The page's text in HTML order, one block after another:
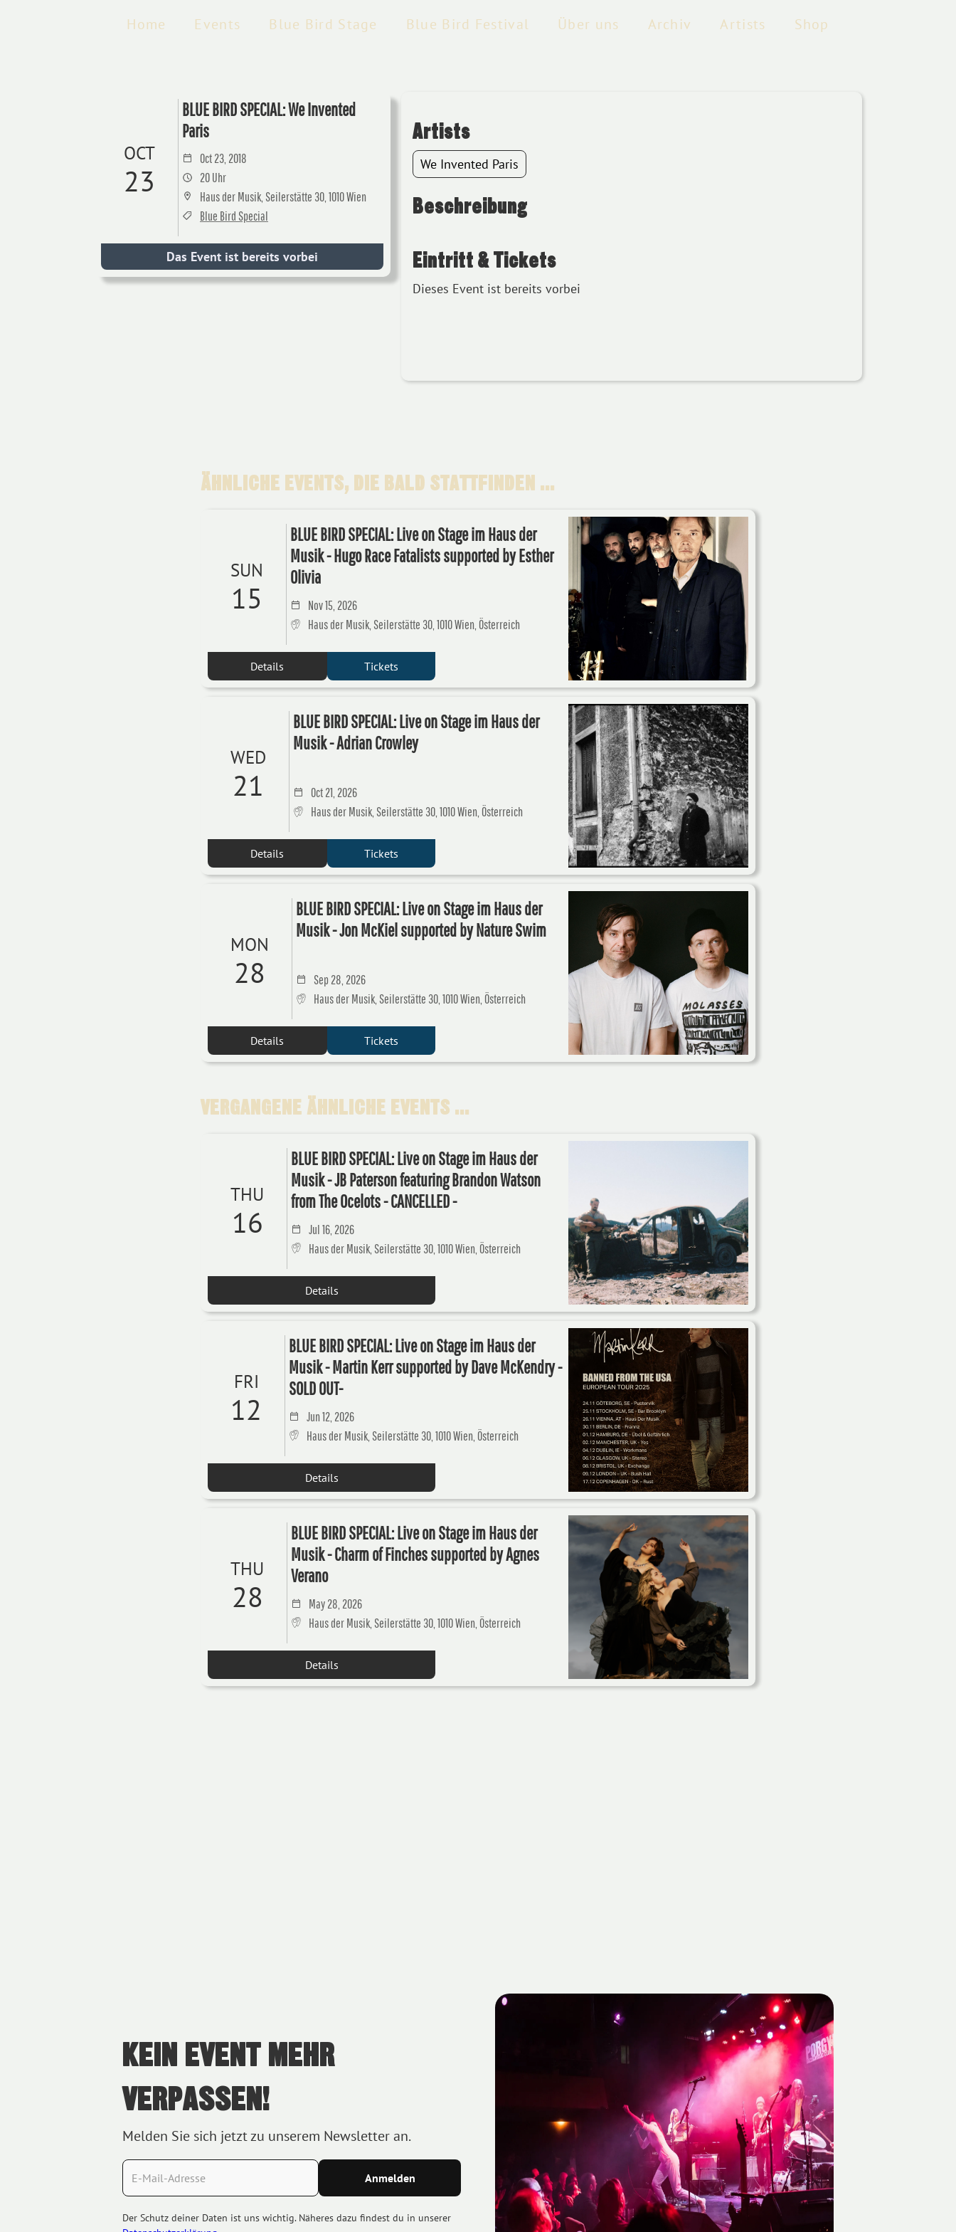
Home Events Blue Bird Stage Blue Bird Festival Über uns Archiv Artists Shop
OCT
23
BLUE BIRD SPECIAL: We Invented
Paris
Oct 23, 2018
20 Uhr
Haus der Musik, Seilerstätte 30, 1010 Wien
Blue Bird Special
Das Event ist bereits vorbei
Artists
We Invented Paris
Beschreibung
Eintritt & Tickets
Dieses Event ist bereits vorbei
ÄHNLICHE EVENTS, DIE BALD STATTFINDEN ...
SUN
15
BLUE BIRD SPECIAL: Live on Stage im Haus der
Musik - Hugo Race Fatalists supported by Esther
Olivia
Nov 15, 2026
Haus der Musik, Seilerstätte 30, 1010 Wien, Österreich
Details Tickets
WED
21
BLUE BIRD SPECIAL: Live on Stage im Haus der
Musik - Adrian Crowley
Oct 21, 2026
Haus der Musik, Seilerstätte 30, 1010 Wien, Österreich
Details Tickets
MON
28
BLUE BIRD SPECIAL: Live on Stage im Haus der
Musik - Jon McKiel supported by Nature Swim
Sep 28, 2026
Haus der Musik, Seilerstätte 30, 1010 Wien, Österreich
Details Tickets
VERGANGENE ÄHNLICHE EVENTS ...
THU
16
BLUE BIRD SPECIAL: Live on Stage im Haus der
Musik - JB Paterson featuring Brandon Watson
from The Ocelots - CANCELLED -
Jul 16, 2026
Haus der Musik, Seilerstätte 30, 1010 Wien, Österreich
Details
FRI
12
BLUE BIRD SPECIAL: Live on Stage im Haus der
Musik - Martin Kerr supported by Dave McKendry -
SOLD OUT-
Jun 12, 2026
Haus der Musik, Seilerstätte 30, 1010 Wien, Österreich
Details
THU
28
BLUE BIRD SPECIAL: Live on Stage im Haus der
Musik - Charm of Finches supported by Agnes
Verano
May 28, 2026
Haus der Musik, Seilerstätte 30, 1010 Wien, Österreich
Details
KEIN EVENT MEHR
VERPASSEN!
Melden Sie sich jetzt zu unserem Newsletter an.
Der Schutz deiner Daten ist uns wichtig. Näheres dazu findest du in unserer